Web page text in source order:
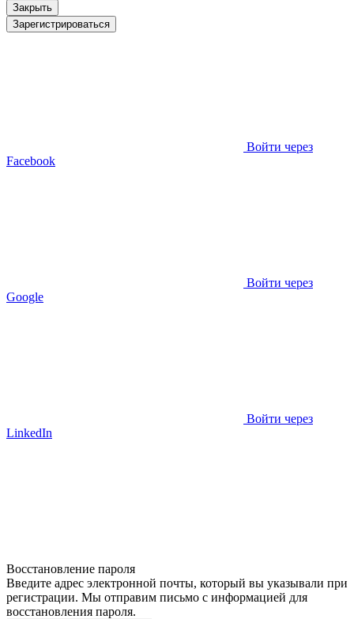
Закрыть
Зарегистрироваться
Войти через
Facebook
Войти через
Google
Войти через
LinkedIn
Восстановление пароля
Введите адрес электронной почты, который вы указывали при
регистрации. Мы отправим письмо с информацией для
восстановления пароля.